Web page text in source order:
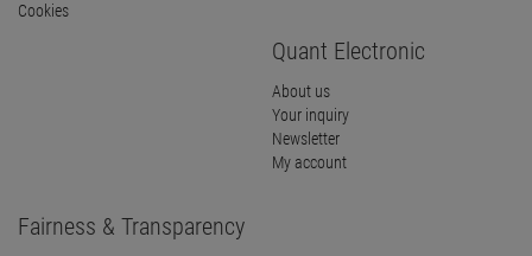
Cookies
Quant Electronic
About us
Your inquiry
Newsletter
My account
Fairness & Transparency